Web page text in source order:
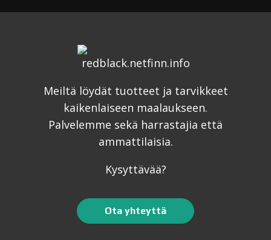
Meiltä löydät tuotteet ja tarvikkeet
kaikenlaiseen maalaukseen.
Palvelemme sekä harrastajia että
ammattilaisia.
Kysyttävää?
Ota yhteyttä